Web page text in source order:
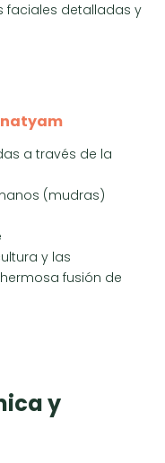
faciales detalladas y
a través de la
(mudras)
y las
fusión de
y